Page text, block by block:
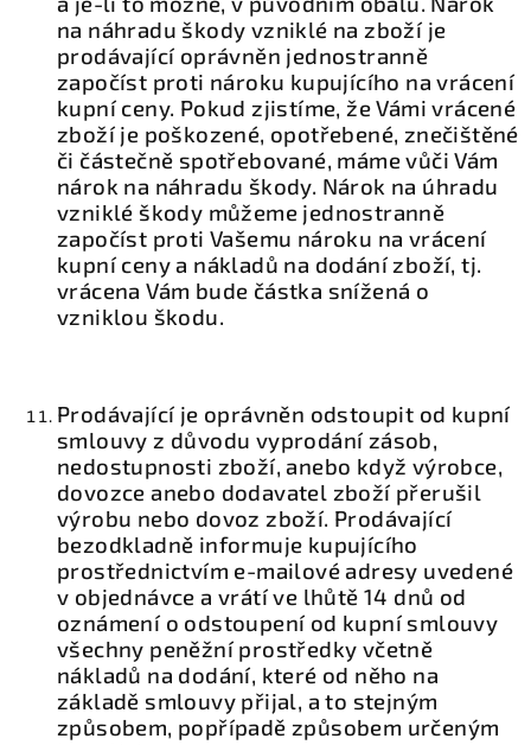
na náhradu škody vzniklé na zboží je
prodávající oprávněn jednostranně
započíst proti nároku kupujícího na vrácení
kupní ceny. Pokud zjistíme, že Vámi vrácené
zboží je poškozené, opotřebené, znečištěné
či částečně spotřebované, máme vůči Vám
nárok na náhradu škody. Nárok na úhradu
vzniklé škody můžeme jednostranně
započíst proti Vašemu nároku na vrácení
kupní ceny a nákladů na dodání zboží, tj.
vrácena Vám bude částka snížená o
vzniklou škodu.
Prodávající je oprávněn odstoupit od kupní
smlouvy z důvodu vyprodání zásob,
nedostupnosti zboží, anebo když výrobce,
dovozce anebo dodavatel zboží přerušil
výrobu nebo dovoz zboží. Prodávající
bezodkladně informuje kupujícího
prostřednictvím e-mailové adresy uvedené
v objednávce a vrátí ve lhůtě 14 dnů od
oznámení o odstoupení od kupní smlouvy
všechny peněžní prostředky včetně
nákladů na dodání, které od něho na
základě smlouvy přijal, a to stejným
způsobem, popřípadě způsobem určeným